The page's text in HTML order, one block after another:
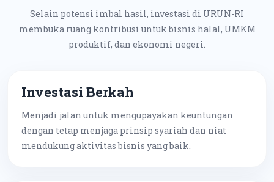
Selain potensi imbal hasil, investasi di URUN-RI
membuka ruang kontribusi untuk bisnis halal, UMKM
produktif, dan ekonomi negeri.
Investasi Berkah
Menjadi jalan untuk mengupayakan keuntungan
dengan tetap menjaga prinsip syariah dan niat
mendukung aktivitas bisnis yang baik.